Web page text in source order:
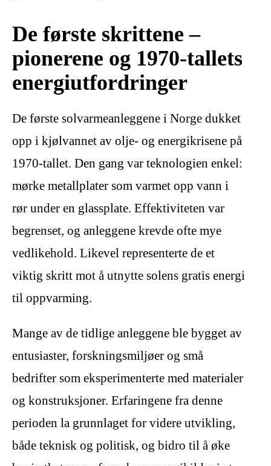
De første skrittene –
pionerene og 1970-tallets
energiutfordringer
De første solvarmeanleggene i Norge dukket
opp i kjølvannet av olje- og energikrisene på
1970-tallet. Den gang var teknologien enkel:
mørke metallplater som varmet opp vann i
rør under en glassplate. Effektiviteten var
begrenset, og anleggene krevde ofte mye
vedlikehold. Likevel representerte de et
viktig skritt mot å utnytte solens gratis energi
til oppvarming.
Mange av de tidlige anleggene ble bygget av
entusiaster, forskningsmiljøer og små
bedrifter som eksperimenterte med materialer
og konstruksjoner. Erfaringene fra denne
perioden la grunnlaget for videre utvikling,
både teknisk og politisk, og bidro til å øke